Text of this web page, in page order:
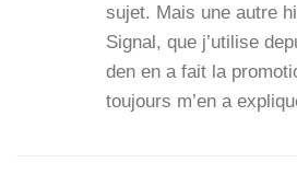
sujet. Mais une autre
Signal, que j’u­ti­lise
den en a fait la
tou­jours m’en a